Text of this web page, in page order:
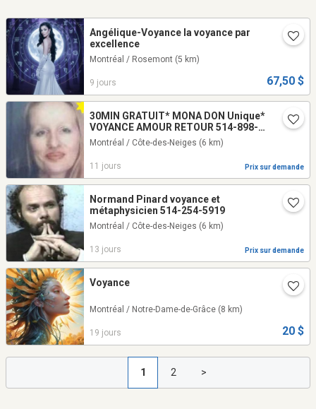
Angélique-Voyance la voyance par
excellence
Montréal / Rosemont (5 km)
9 jours 67,50 $
30MIN GRATUIT* MONA DON Unique*
VOYANCE AMOUR RETOUR 514-898-
6662 MEDIUM Montréal LOVE Tarot
READING
Montréal / Côte-des-Neiges (6 km)
11 jours Prix sur demande
Normand Pinard voyance et
métaphysicien 514-254-5919
Montréal / Côte-des-Neiges (6 km)
13 jours Prix sur demande
Voyance
Montréal / Notre-Dame-de-Grâce (8 km)
19 jours 20 $
1 2 >